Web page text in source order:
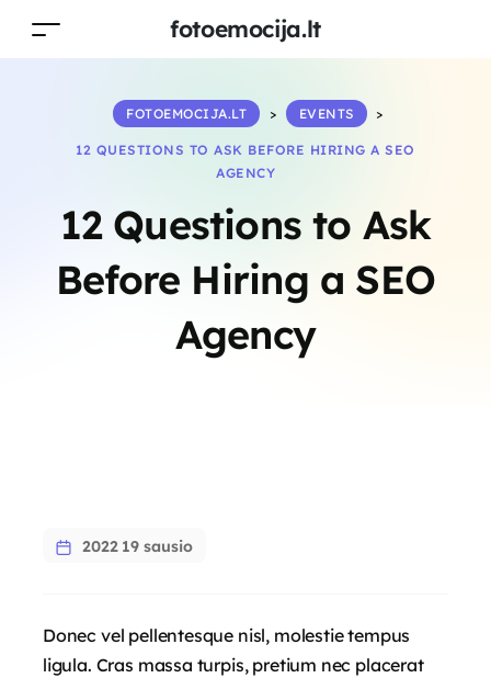
fotoemocija.lt
12 Questions to Ask
Before Hiring a SEO
Agency
FOTOEMOCIJA.LT > EVENTS >
12 QUESTIONS TO ASK BEFORE HIRING A SEO
AGENCY
2022 19 sausio
Donec vel pellentesque nisl, molestie tempus
ligula. Cras massa turpis, pretium nec placerat